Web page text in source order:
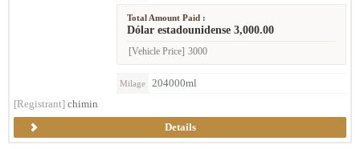
Total Amount Paid :
Dólar estadounidense 3,000.00
[Vehicle Price] 3000
Milage
204000ml
[Registrant] chimin
Details